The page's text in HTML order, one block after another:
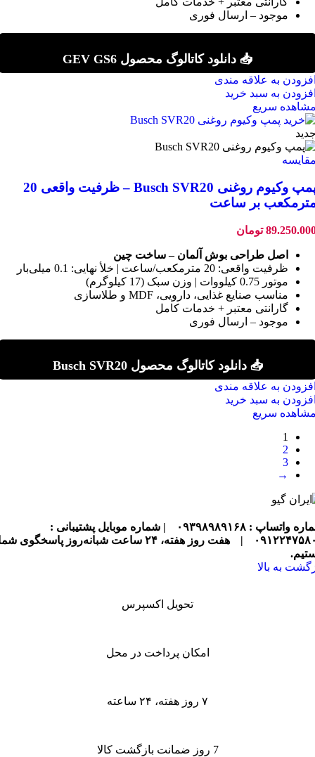
موجود – ارسال فوری
📥 دانلود کاتالوگ محصول GEV GS6
به علاقه مندی
به سبد خرید
سریع
پمپ وکیوم روغنی Busch SVR20 – ظرفیت واقعی 20
بر ساعت
تومان
اصل طراحی بوش آلمان – ساخت چین
ظرفیت واقعی: 20 مترمکعب/ساعت | خلأ نهایی: 0.1 میلی‌بار
موتور 0.75 کیلووات | وزن سبک (17 کیلوگرم)
مناسب صنایع غذایی، دارویی، MDF و طلاسازی
گارانتی معتبر + خدمات کامل
موجود – ارسال فوری
📥 دانلود کاتالوگ محصول Busch SVR20
به علاقه مندی
به سبد خرید
سریع
1
2
3
→
واتساپ : ۰۹۳۹۸۹۸۹۱۶۸
| شماره موبایل پشتیبانی :
|
هفت روز هفته، ۲۴ ساعت شبانه‌روز پاسخگوی
به بالا
تحویل اکسپرس
امکان پرداخت در محل
۷ روز هفته، ۲۴ ساعته
7 روز ضمانت بازگشت کالا